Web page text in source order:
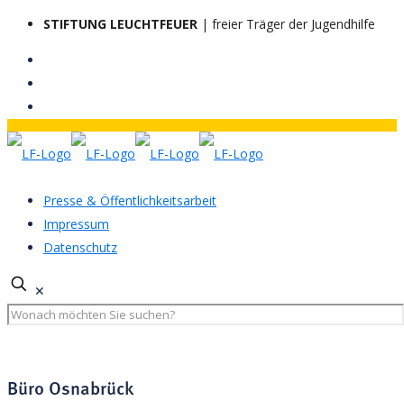
STIFTUNG LEUCHTFEUER | freier Träger der Jugendhilfe
Presse & Öffentlichkeitsarbeit
Impressum
Datenschutz
✕
Büro Osnabrück